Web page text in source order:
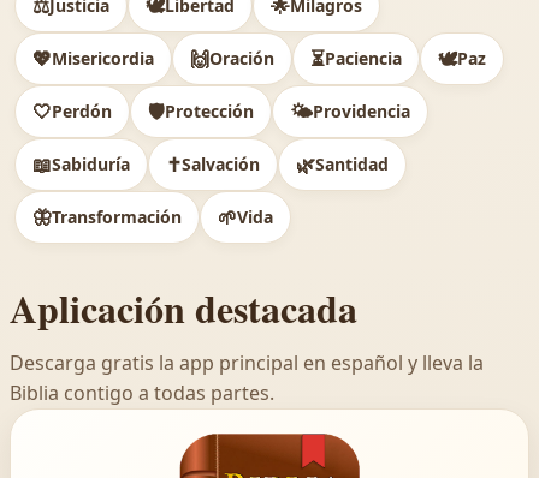
⚖️Justicia 🕊Libertad 🌟Milagros
💖Misericordia 🙌Oración ⏳Paciencia 🕊️Paz
🤍Perdón 🛡️Protección 🌤️Providencia
📖Sabiduría ✝️Salvación 🌿Santidad
🦋Transformación 🌱Vida
Aplicación destacada
Descarga gratis la app principal en español y lleva la
Biblia contigo a todas partes.